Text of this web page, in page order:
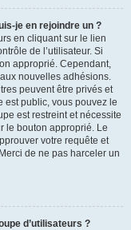
je en rejoindre un ?
en cliquant sur le lien
de l’utilisateur. Si
approprié. Cependant,
nouvelles adhésions.
peuvent être privés et
est public, vous pouvez le
est restreint et nécessite
le bouton approprié. Le
votre requête et
de ne pas harceler un
d’utilisateurs ?